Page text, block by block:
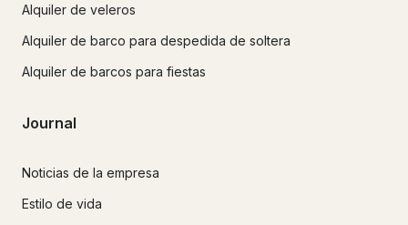
Alquiler de veleros
Alquiler de barco para despedida de soltera
Alquiler de barcos para fiestas
Journal
Noticias de la empresa
Estilo de vida